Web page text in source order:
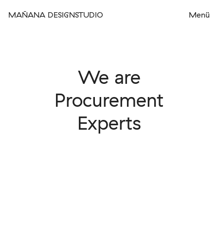
MAÑANA DESIGNSTUDIO
We are
Procurement
Experts